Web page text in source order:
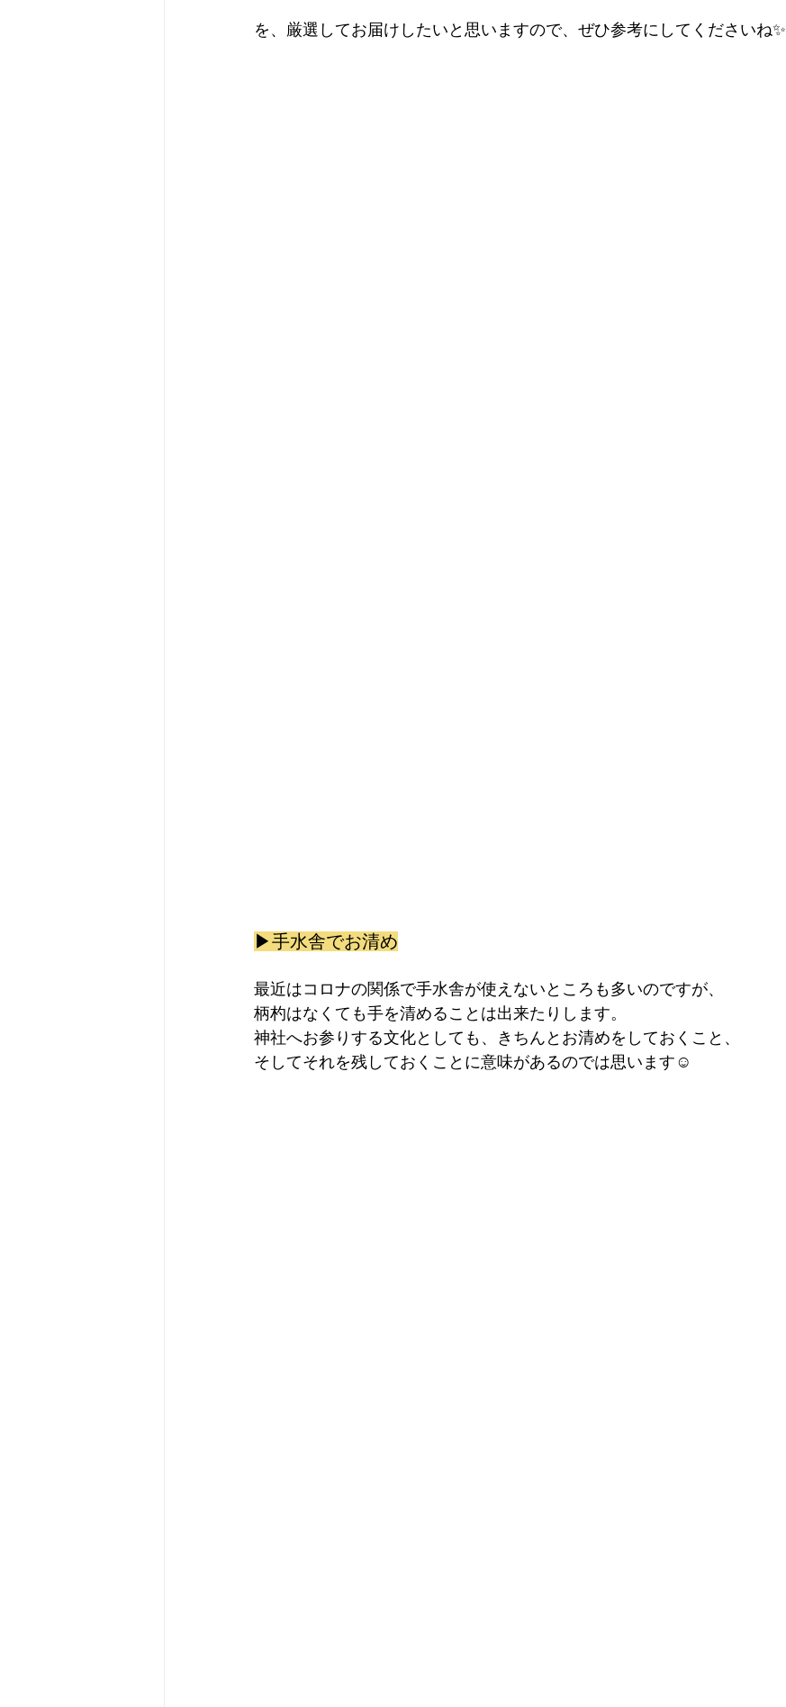
を、厳選してお届けしたいと思いますので、ぜひ参考にしてくださいね✨
▶︎手水舎でお清め
最近はコロナの関係で手水舎が使えないところも多いのですが、
柄杓はなくても手を清めることは出来たりします。
神社へお参りする文化としても、きちんとお清めをしておくこと、
そしてそれを残しておくことに意味があるのでは思います☺︎